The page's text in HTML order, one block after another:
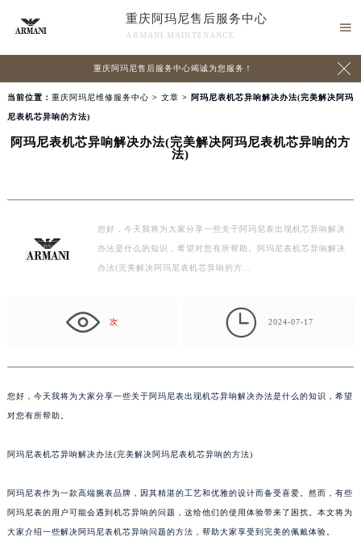
重庆阿玛尼售后服务中心
ARMANI MAINTENANCE

重庆阿玛尼售后服务中心竭诚为您服务！ 
当前位置： 重庆阿玛尼维修服务中心 > 文章 > 阿玛尼表机芯异响解决办法(完美解决阿玛
尼表机芯异响的方法)
阿玛尼表机芯异响解决办法(完美解决阿玛尼表机芯异响的方
法)
您好，今天我将为大家分享一些关于阿玛尼表出现机芯异响解决
办法是什么的知识，希望对您有所帮助。阿玛尼表机芯异响解决
办法(完美解决阿玛尼表机芯异响的方…
次  2024-07-17
您好，今天我将为大家分享一些关于阿玛尼表出现机芯异响解决办法是什么的知识，希望
对您有所帮助。
阿玛尼表机芯异响解决办法(完美解决阿玛尼表机芯异响的方法)
阿玛尼表作为一款高端腕表品牌，因其精湛的工艺和优雅的设计而备受喜爱。然而，有些
阿玛尼表的用户可能会遇到机芯异响的问题，这给他们的使用体验带来了困扰。本文将为
大家介绍一些解决阿玛尼表机芯异响问题的方法，帮助大家享受到完美的佩戴体验。